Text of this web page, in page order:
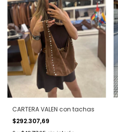
CARTERA VALEN con tachas
$292.307,69